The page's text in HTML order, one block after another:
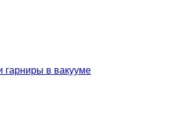
гарниры в вакууме